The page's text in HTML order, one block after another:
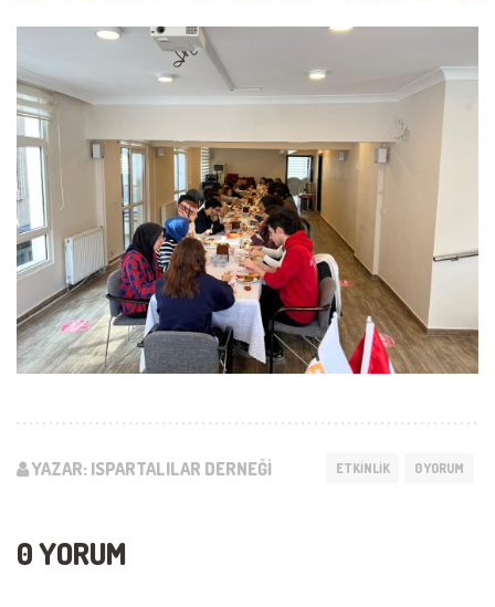
YAZAR: ISPARTALILAR DERNEĞI ETKINLIK 0 YORUM
0 YORUM